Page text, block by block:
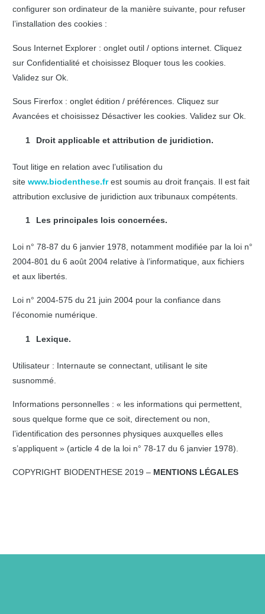
configurer son ordinateur de la manière suivante, pour refuser
l’installation des cookies :
Sous Internet Explorer : onglet outil / options internet. Cliquez
sur Confidentialité et choisissez Bloquer tous les cookies.
Validez sur Ok.
Sous Firerfox : onglet édition / préférences. Cliquez sur
Avancées et choisissez Désactiver les cookies. Validez sur Ok.
Droit applicable et attribution de juridiction.
Tout litige en relation avec l’utilisation du
site www.biodenthese.frest soumis au droit français. Il est fait
attribution exclusive de juridiction aux tribunaux compétents.
Les principales lois concernées.
Loi n° 78-87 du 6 janvier 1978, notamment modifiée par la loi n°
2004-801 du 6 août 2004 relative à l’informatique, aux fichiers
et aux libertés.
Loi n° 2004-575 du 21 juin 2004 pour la confiance dans
l’économie numérique.
Lexique.
Utilisateur : Internaute se connectant, utilisant le site
susnommé.
Informations personnelles : « les informations qui permettent,
sous quelque forme que ce soit, directement ou non,
l’identification des personnes physiques auxquelles elles
s’appliquent » (article 4 de la loi n° 78-17 du 6 janvier 1978).
COPYRIGHT BIODENTHESE 2019 – MENTIONS LÉGALES